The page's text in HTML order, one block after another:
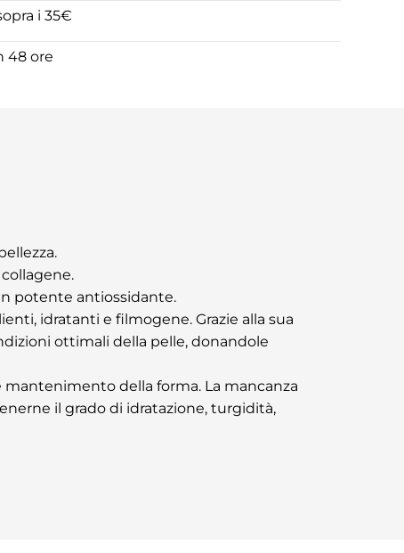
i 35€
48 ore
potente antiossidante.
idratanti e filmogene. Grazie alla sua
ottimali della pelle, donandole
della forma. La mancanza
il grado di idratazione, turgidità,